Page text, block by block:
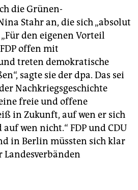
die Grünen-
Stahr an, die sich „absolut
den eigenen Vorteil
offen mit
treten demokratische
sagte sie der dpa. Das sei
Nachkriegsgeschichte
freie und offene
in Zukunft, auf wen er sich
wen nicht.“ FDP und CDU
in Berlin müssten sich klar